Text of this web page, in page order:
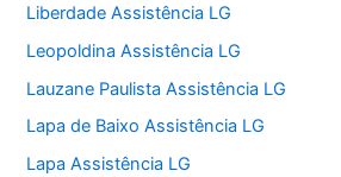
Liberdade Assistência LG
Leopoldina Assistência LG
Lauzane Paulista Assistência LG
Lapa de Baixo Assistência LG
Lapa Assistência LG